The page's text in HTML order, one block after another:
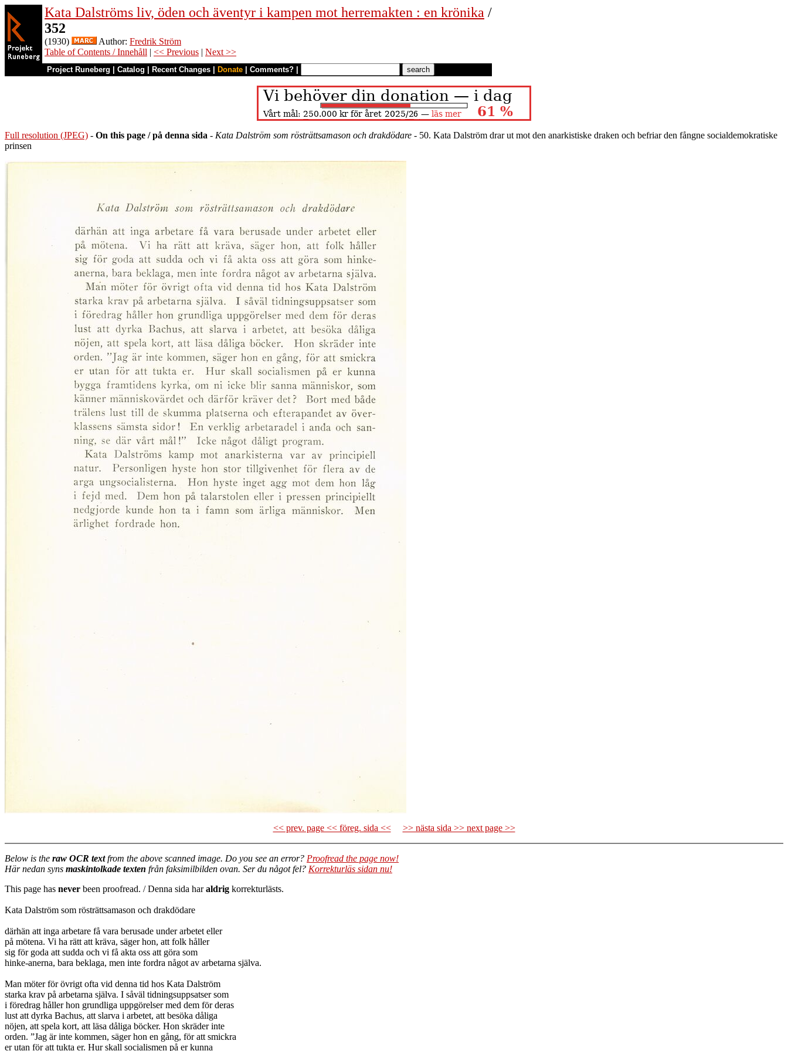
Kata Dalströms liv, öden och äventyr i kampen mot herremakten : en krönika /
352
(1930) Author: Fredrik Ström
Table of Contents / Innehåll | << Previous | Next >>
Project Runeberg Catalog Recent Changes Donate Comments?
Full resolution (JPEG) - On this page / på denna sida - Kata Dalström som rösträttsamason och drakdödare - 50. Kata Dalström drar ut mot den anarkistiske draken och befriar den fångne socialdemokratiske
prinsen
<< prev. page << föreg. sida << >> nästa sida >> next page >>
Below is the raw OCR textfrom the above scanned image. Do you see an error? Proofread the page now!
Här nedan syns maskintolkade texten från faksimilbilden ovan. Ser du något fel? Korrekturläs sidan nu!
This page has never been proofread. / Denna sida haraldrig korrekturlästs.
Kata Dalström som rösträttsamason och drakdödare
därhän att inga arbetare få vara berusade under arbetet eller
på mötena. Vi ha rätt att kräva, säger hon, att folk håller
sig för goda att sudda och vi få akta oss att göra som
hinke-anerna, bara beklaga, men inte fordra något av arbetarna själva.
Man möter för övrigt ofta vid denna tid hos Kata Dalström
starka krav på arbetarna själva. I såväl tidningsuppsatser som
i föredrag håller hon grundliga uppgörelser med dem för deras
lust att dyrka Bachus, att slarva i arbetet, att besöka dåliga
nöjen, att spela kort, att läsa dåliga böcker. Hon skräder inte
orden. ”Jag är inte kommen, säger hon en gång, för att smickra
er utan för att tukta er. Hur skall socialismen på er kunna